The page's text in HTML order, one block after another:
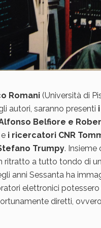
Romani (Università di
autori, saranno presenti i
Belfiore e
e i ricercatori CNR
Trumpy. Insieme
ritratto a tutto tondo di
anni Sessanta ha
elettronici potessero
diretti, ovvero